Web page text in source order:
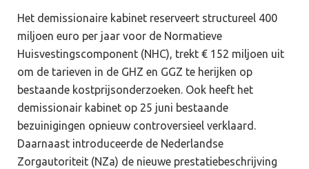
Het demissionaire kabinet reserveert structureel 400
miljoen euro per jaar voor de Normatieve
Huisvestingscomponent (NHC), trekt € 152 miljoen uit
om de tarieven in de GHZ en GGZ te herijken op
bestaande kostprijsonderzoeken. Ook heeft het
demissionair kabinet op 25 juni bestaande
bezuinigingen opnieuw controversieel verklaard.
Daarnaast introduceerde de Nederlandse
Zorgautoriteit (NZa) de nieuwe prestatiebeschrijving